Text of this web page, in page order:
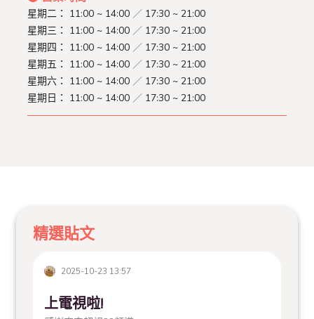
星期二： 11:00 ~ 14:00 ／ 17:30 ~ 21:00
星期三： 11:00 ~ 14:00 ／ 17:30 ~ 21:00
星期四： 11:00 ~ 14:00 ／ 17:30 ~ 21:00
星期五： 11:00 ~ 14:00 ／ 17:30 ~ 21:00
星期六： 11:00 ~ 14:00 ／ 17:30 ~ 21:00
星期日： 11:00 ~ 14:00 ／ 17:30 ~ 21:00
精選貼文
2025-10-23 13:57
上電視啦!